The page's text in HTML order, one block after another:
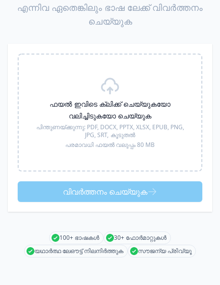
എന്നിവ ഏതെങ്കിലും ഭാഷ ലേക്ക് വിവർത്തനം
ചെയ്യുക
ഫയൽ ഇവിടെ ക്ലിക്ക് ചെയ്യുകയോ
വലിച്ചിടുകയോ ചെയ്യുക
പിന്തുണയ്ക്കുന്നു: PDF, DOCX, PPTX, XLSX, EPUB, PNG,
JPG, SRT, കൂടുതൽ
പരമാവധി ഫയൽ വലുപ്പം 80 MB
വിവർത്തനം ചെയ്യുക
100+ ഭാഷകൾ
30+ ഫോർമാറ്റുകൾ
യഥാർത്ഥ ലേഔട്ട് നിലനിർത്തുക
സൗജന്യ പ്രിവ്യൂ